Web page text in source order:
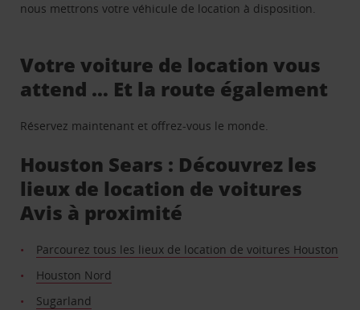
nous mettrons votre véhicule de location à disposition.
Votre voiture de location vous
attend … Et la route également
Réservez maintenant et offrez-vous le monde.
Houston Sears : Découvrez les
lieux de location de voitures
Avis à proximité
Parcourez tous les lieux de location de voitures Houston
Houston Nord
Sugarland